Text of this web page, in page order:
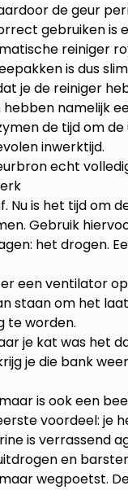
de geur
gebruiken
reiniger
is dus
je de reiniger
namelijk
de tijd om
inwerktijd.
echt
Nu is het tijd om
Gebruik
het drogen.
een ventilator
staan om het
te worden.
je kat was het
je die bank
is ook een
voordeel: je
is verrassend
en
wegpoetst.